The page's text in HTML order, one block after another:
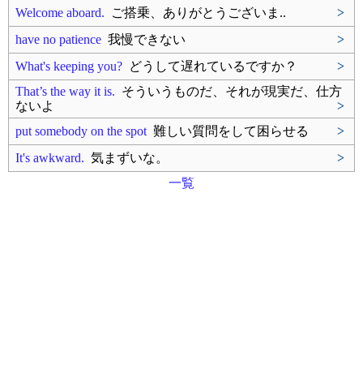
Welcome aboard. ご搭乗、ありがとうございま..
>
have no patience 我慢できない
>
What's keeping you? どうして遅れているですか？
>
That’s the way it is. そういうものだ、それが現実だ、仕方
ないよ
>
put somebody on the spot 難しい質問をして困らせる
>
It's awkward. 気まずいな。
>
一覧